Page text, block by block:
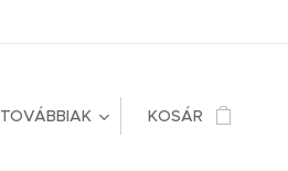
TOVÁBBIAK KOSÁR